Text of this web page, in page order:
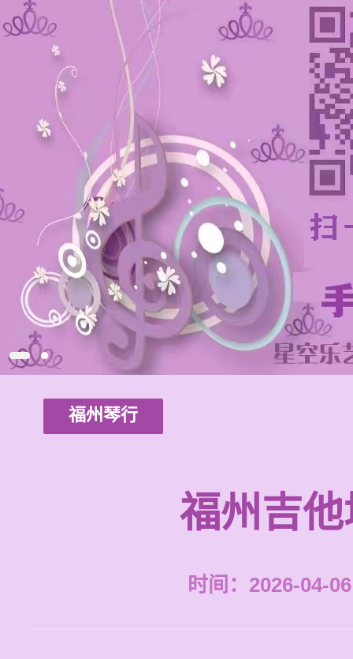
福州琴行
福州吉
时间：2026-04-